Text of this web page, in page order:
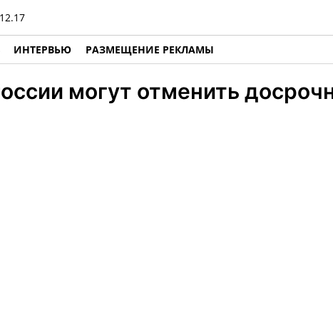
12.17
ИНТЕРВЬЮ РАЗМЕЩЕНИЕ РЕКЛАМЫ
могут отменить